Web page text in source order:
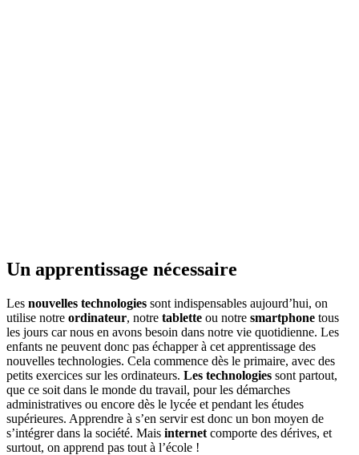
Un apprentissage nécessaire
Les nouvelles technologies sont indispensables aujourd’hui, on
utilise notre ordinateur, notre tablette ou notre smartphone tous
les jours car nous en avons besoin dans notre vie quotidienne. Les
enfants ne peuvent donc pas échapper à cet apprentissage des
nouvelles technologies. Cela commence dès le primaire, avec des
petits exercices sur les ordinateurs. Les technologies sont partout,
que ce soit dans le monde du travail, pour les démarches
administratives ou encore dès le lycée et pendant les études
supérieures. Apprendre à s’en servir est donc un bon moyen de
s’intégrer dans la société. Mais internet comporte des dérives, et
surtout, on apprend pas tout à l’école !